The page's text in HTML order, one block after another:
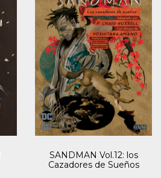
SANDMAN Vol.12: los
Cazadores de Sueños